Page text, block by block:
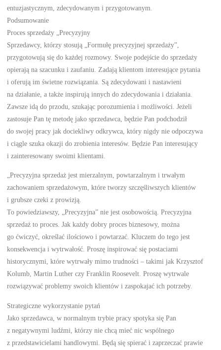
entuzjastycznym, zdecydowanym i przygotowanym.
Podsumowanie
Proces sprzedaży „Precyzyjny
Sprzedawcy, którzy stosują „Formułę precyzyjnej sprzedaży”,
przygotowują się do każdej rozmowy. Swoje podejście do sprzedaży
opierają na szacunku i zaufaniu. Zadają klientom interesujące pytania
i oferują im świetne rozwiązania. Są zdecydowani i nastawieni
na działanie, a także inspirują innych do zdecydowania i działania.
Zawsze idą do przodu, szukając porozumienia i możliwości. Jeżeli
zastosuje Pan tę metodę jako sprzedawca, będzie Pan podchodził
do swojej pracy jak dociekliwy odkrywca, który nigdy nie odpoczywa
i ciągle szuka okazji do zrobienia interesów. Będzie Pan interesujący
i zainteresowany swoimi klientami.
„Precyzyjna sprzedaż jest mierzalnym, powtarzalnym i trwałym
zachowaniem sprzedażowym, które tworzy szczęśliwszych klientów
i grubsze czeki z prowizją.
To powiedziawszy, „Precyzyjna” nie jest osobowością. Precyzyjna
sprzedaż to proces. Jak każdy dobry proces biznesowy, można
go ćwiczyć, określać ilościowo i powtarzać. Kluczem do tego jest
konsekwencja i wytrwałość. Proszę inspirować się postaciami
historycznymi, które wytrwały mimo trudności – takimi jak Krzysztof
Kolumb, Martin Luther czy Franklin Roosevelt. Proszę wytrwale
rozwiązywać problemy swoich klientów i zaspokajać ich potrzeby.
Strategiczne wykorzystanie pytań
Jako sprzedawca, w normalnym trybie pracy spotyka się Pan
z negatywnymi ludźmi, którzy nie chcą mieć nic wspólnego
z przedstawicielami handlowymi. Będą się spierać i zaprzeczać prawie